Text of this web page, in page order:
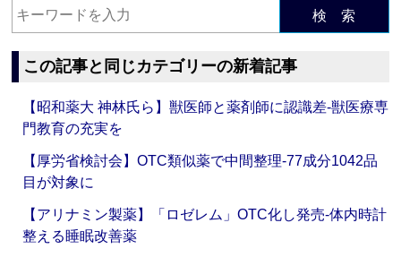
検 索
この記事と同じカテゴリーの新着記事
【昭和薬大 神林氏ら】獣医師と薬剤師に認識差‐獣医療専
門教育の充実を
【厚労省検討会】OTC類似薬で中間整理‐77成分1042品
目が対象に
【アリナミン製薬】「ロゼレム」OTC化し発売‐体内時計
整える睡眠改善薬